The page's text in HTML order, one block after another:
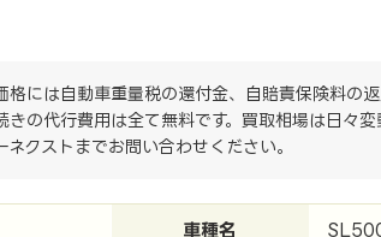
格には自動車重量税の還付金、自賠責保険料の
きの代行費用は全て無料です。買取相場は日々
ネクストまでお問い合わせください。
車種名